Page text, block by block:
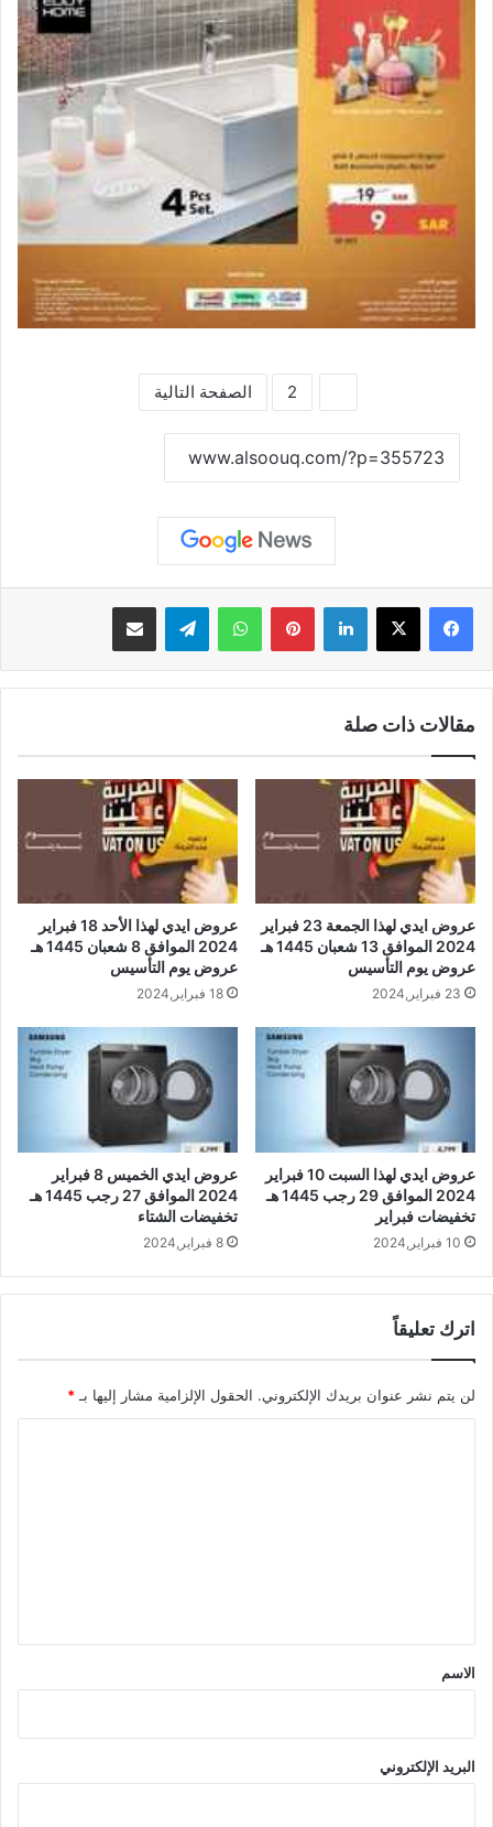
2 الصفحة التالية
لينكدإن بينتيريستواتساب تيلقرام مشاركة عبر البريد
مقالات ذات صلة
عروض ايدي لهذا الجمعة 23 فبراير
2024 الموافق 13 شعبان 1445 هـ
عروض يوم التأسيس
23 فبراير,2024
عروض ايدي لهذا الأحد 18 فبراير
2024 الموافق 8 شعبان 1445 هـ
عروض يوم التأسيس
18 فبراير,2024
عروض ايدي لهذا السبت 10 فبراير
2024 الموافق 29 رجب 1445 هـ
تخفيضات فبراير
10 فبراير,2024
عروض ايدي الخميس 8 فبراير
2024 الموافق 27 رجب 1445 هـ
تخفيضات الشتاء
8 فبراير,2024
اترك تعليقاً
لن يتم نشر عنوان بريدك الإلكتروني. الحقول الإلزامية مشار إليها بـ *
*
الاسم
البريد الإلكتروني